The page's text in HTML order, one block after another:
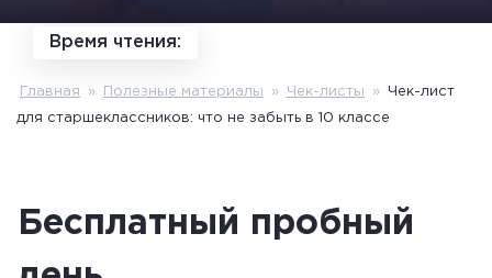
Время чтения:
Главная » Полезные материалы » Чек-листы » Чек-лист
для старшеклассников: что не забыть в 10 классе
Бесплатный пробный